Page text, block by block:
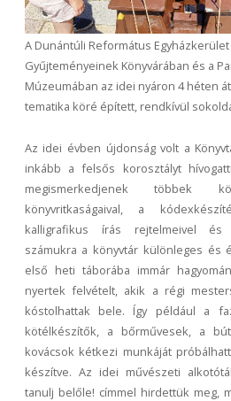
A Dunántúli Református
Gyűjteményeinek Könyvárában és a
Múzeumában az idei nyáron 4 héten
tematika köré épített, rendkívül
Az idei évben újdonság volt a
inkább a felsős korosztályt
megismerkedjenek többek
könyvritkaságaival, a
kalligrafikus írás rejtelmeivel és
számukra a könyvtár különleges és
első heti táborába immár
nyertek felvételt, akik a régi
kóstolhattak bele. Így például a
kötélkészítők, a bőrművesek, a
kovácsok kétkezi munkáját
készítve. Az idei művészeti
tanulj belőle! címmel hirdettük meg,